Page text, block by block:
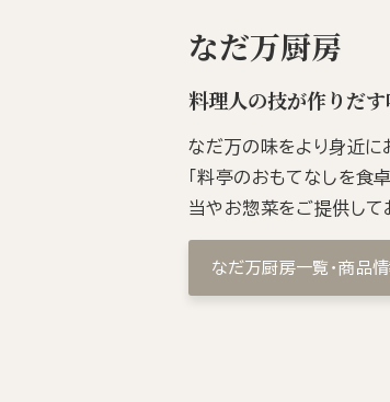
なだ万厨房
料理人の技が作りだ
なだ万の味をより身近に
「料亭のおもてなしを食
当やお惣菜をご提供して
なだ万厨房一覧・商品